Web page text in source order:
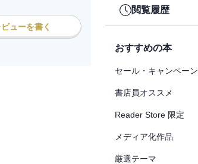
ビューを書く
閲覧履歴
おすすめの本
セール・キャンペーン
書店員オススメ
Reader Store 限定
メディア化作品
厳選テーマ